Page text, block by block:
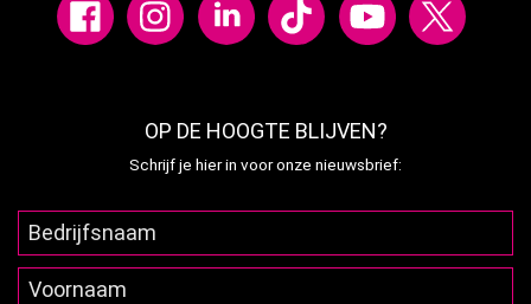
OP DE HOOGTE BLIJVEN?
Schrijf je hier in voor onze nieuwsbrief: